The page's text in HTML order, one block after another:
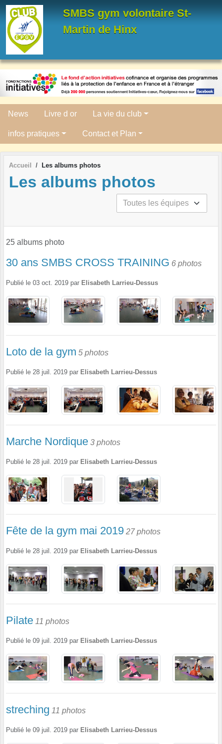
SMBS gym volontaire St-
Martin de Hinx
News Livre d or La vie du club
infos pratiques Contact et Plan
Accueil Les albums photos
Les albums photos
25 albums photo
30 ans SMBS CROSS TRAINING 6 photos
Publié le 03 oct. 2019 par Elisabeth Larrieu-Dessus
Loto de la gym 5 photos
Publié le 28 juil. 2019 par Elisabeth Larrieu-Dessus
Marche Nordique 3 photos
Publié le 28 juil. 2019 par Elisabeth Larrieu-Dessus
Fête de la gym mai 2019 27 photos
Publié le 28 juil. 2019 par Elisabeth Larrieu-Dessus
Pilate 11 photos
Publié le 09 juil. 2019 par Elisabeth Larrieu-Dessus
streching 11 photos
Publié le 09 juil. 2019 par Elisabeth Larrieu-Dessus
Panneau de gestion des cookies